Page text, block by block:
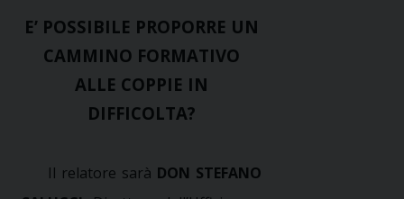
E’ POSSIBILE PROPORRE UN
CAMMINO FORMATIVO
ALLE COPPIE IN
DIFFICOLTA?
Il relatore sarà DON STEFANO